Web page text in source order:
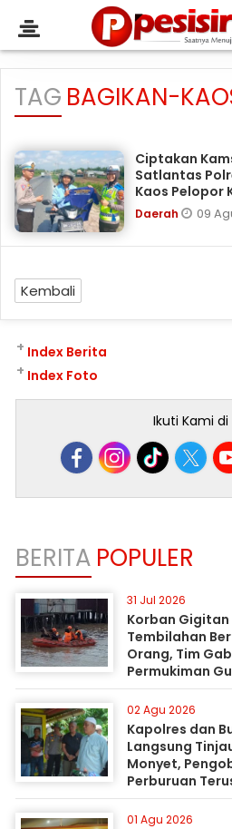
TAG BAGIKAN-
Ciptakan
Satlantas
Kaos Pelopor
Daerah 09
Kembali
Index Berita
+
Index Foto
+
Ikuti Kami di
BERITA POPULER
31 Jul 2026
Korban
Tembilahan
Orang, Tim
Permukiman
Karet
02 Agu 2026
Kapolres dan
Langsung
Monyet,
Perburuan
01 Agu 2026